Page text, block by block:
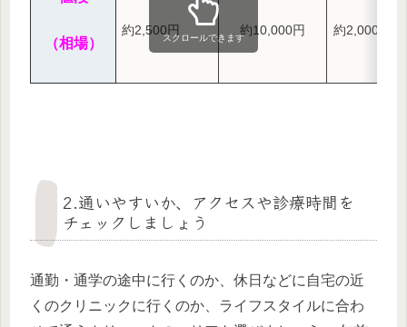
（相場）
約2,500円 約10,000円 約2,000円
スクロールできます
2.通いやすいか、アクセスや診療時間を
チェックしましょう
通勤・通学の途中に行くのか、休日などに自宅の近
くのクリニックに行くのか、ライフスタイルに合わ